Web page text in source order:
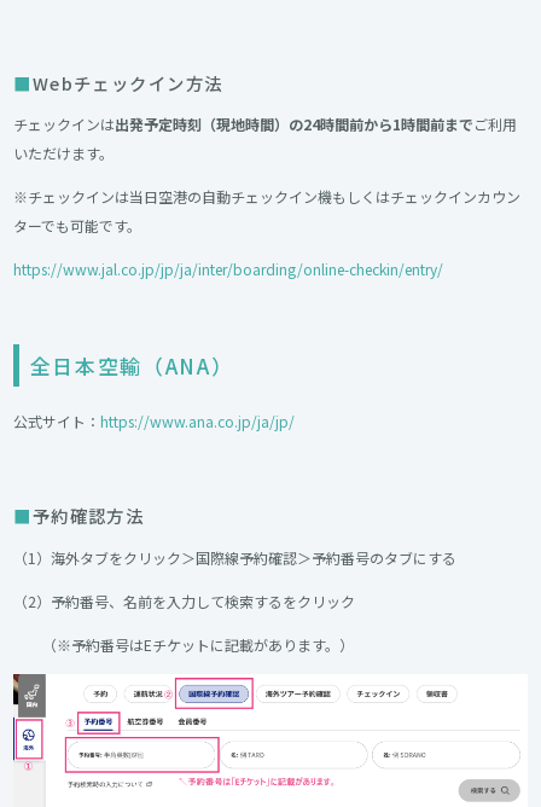
Webチェックイン方法
チェックインは出発予定時刻（現地時間）の24時間前から1時間前までご利用
いただけます。
※チェックインは当日空港の自動チェックイン機もしくはチェックインカウン
ターでも可能です。
https://www.jal.co.jp/jp/ja/inter/boarding/online-checkin/entry/
全日本空輸（ANA）
公式サイト：https://www.ana.co.jp/ja/jp/
予約確認方法
（1）海外タブをクリック＞国際線予約確認＞予約番号のタブにする
（2）予約番号、名前を入力して検索するをクリック
（※予約番号はEチケットに記載があります。）